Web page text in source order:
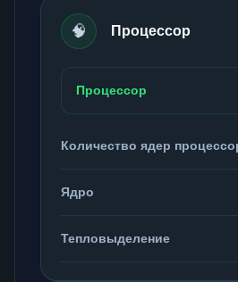
🧠 Процессор
Процессор
Количество ядер
Ядро
Тепловыделение